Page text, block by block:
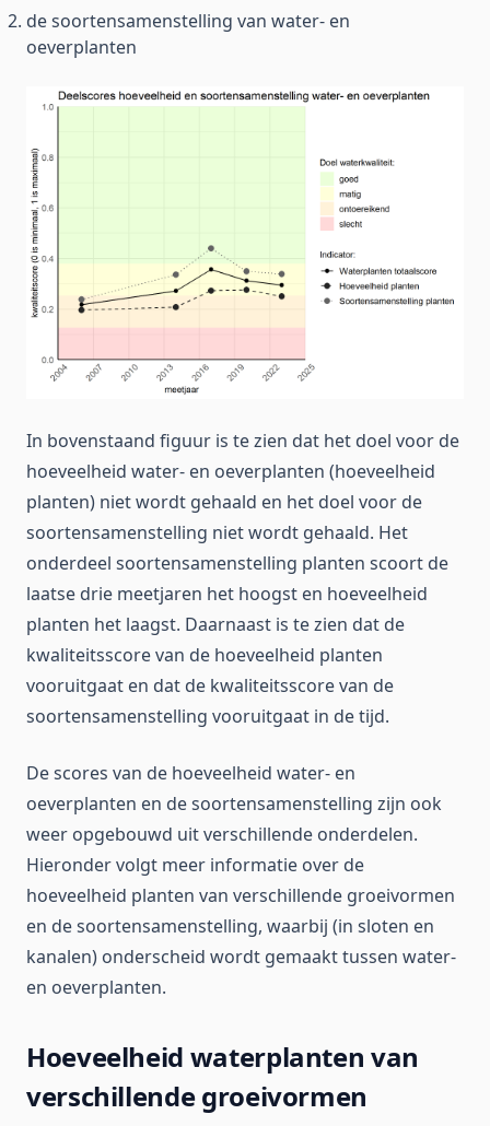
de soortensamenstelling van water- en
oeverplanten
In bovenstaand figuur is te zien dat het doel voor de
hoeveelheid water- en oeverplanten (hoeveelheid
planten) niet wordt gehaald en het doel voor de
soortensamenstelling niet wordt gehaald. Het
onderdeel soortensamenstelling planten scoort de
laatse drie meetjaren het hoogst en hoeveelheid
planten het laagst. Daarnaast is te zien dat de
kwaliteitsscore van de hoeveelheid planten
vooruitgaat en dat de kwaliteitsscore van de
soortensamenstelling vooruitgaat in de tijd.
De scores van de hoeveelheid water- en
oeverplanten en de soortensamenstelling zijn ook
weer opgebouwd uit verschillende onderdelen.
Hieronder volgt meer informatie over de
hoeveelheid planten van verschillende groeivormen
en de soortensamenstelling, waarbij (in sloten en
kanalen) onderscheid wordt gemaakt tussen water-
en oeverplanten.
Hoeveelheid waterplanten van
verschillende groeivormen